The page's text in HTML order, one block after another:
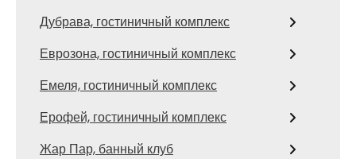
Дубрава, гостиничный комплекс
Еврозона, гостиничный комплекс
Емеля, гостиничный комплекс
Ерофей, гостиничный комплекс
Жар Пар, банный клуб